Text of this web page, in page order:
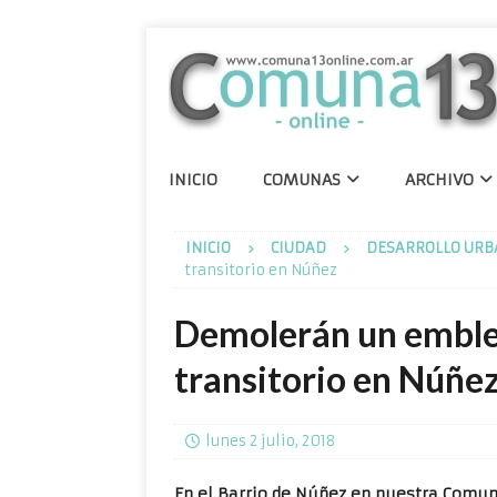
INICIO COMUNAS ARCHIVO
INICIO CIUDAD
DESARROLLO
transitorio en Núñez
Demolerán un
transitorio en
lunes 2 julio, 2018